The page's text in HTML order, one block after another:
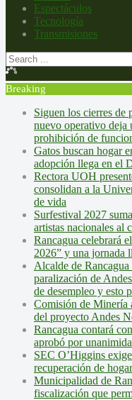
Espectáculos
Tecnología
Transmisiones
Breaking
Siguen los cierres de
nuevo operativo deja
prohibición de
Gatos buscan hogar
adopción llega en el
Rectora UOH
consolidan a la
de vida
Surfestival 2027
artistas nacionales al
Rancagua celebrará
2026” y una jornada
Alcalde de
paralización de
de desempleo y esto
Comisión de Minería
del proyecto Andes
Rancagua contará
aprobó por
SEC O’Higgins
recuperación de
Municipalidad de
fiscalización que